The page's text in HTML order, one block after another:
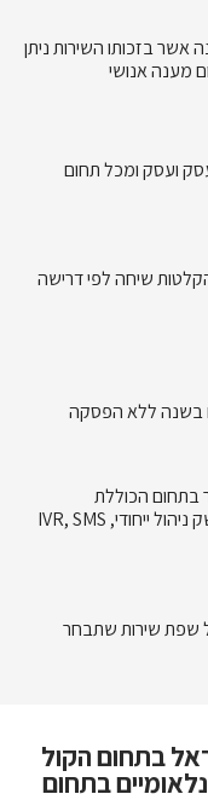
נצבר של מעל 32 שנה אשר בזכותו השירות ניתן
מענה אנושי
עסק ועסק ומכל תחום
שיחה לפי דרישה
בתחום הכוללת
Dashboard, גישה לממשק ניהול ייחודי, IVR, SMS
שפת שירות שתבחר
בתחום הקול
בתחום